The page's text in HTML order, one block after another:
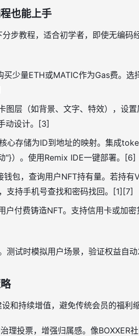
也能上手
步教程，适合初学者，即使无编码
少量ETH或MATIC作为Gas费。选
图层（如背景、文字、特效），设
动设计。[3]
心存储为ID到地址的映射。集成
"}）。使用Remix IDE一键部署。[6]
包，查询用户NFT持有量。若持有
支持手机号查找和密码找回。[1][7]
户付费铸造NFT。支持信用卡或加
试时模拟用户场景，验证权益自动
和持续增值，避免传统会员的福利缩
理投票，增强归属感。像BOXXER